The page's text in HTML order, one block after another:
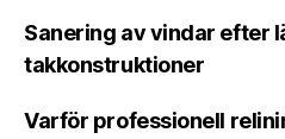
Sanering av vindar efter
takkonstruktioner
Varför professionell